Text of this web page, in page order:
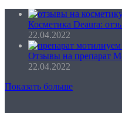
Косметика Deaura:
22.04.2022
Отзывы на препарат
22.04.2022
Показать больше